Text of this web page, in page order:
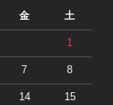
金 土
1
7 8
14 15